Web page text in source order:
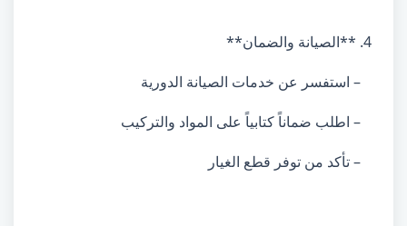
4. **الصيانة والضمان**
– استفسر عن خدمات الصيانة الدورية
– اطلب ضماناً كتابياً على المواد والتركيب
– تأكد من توفر قطع الغيار